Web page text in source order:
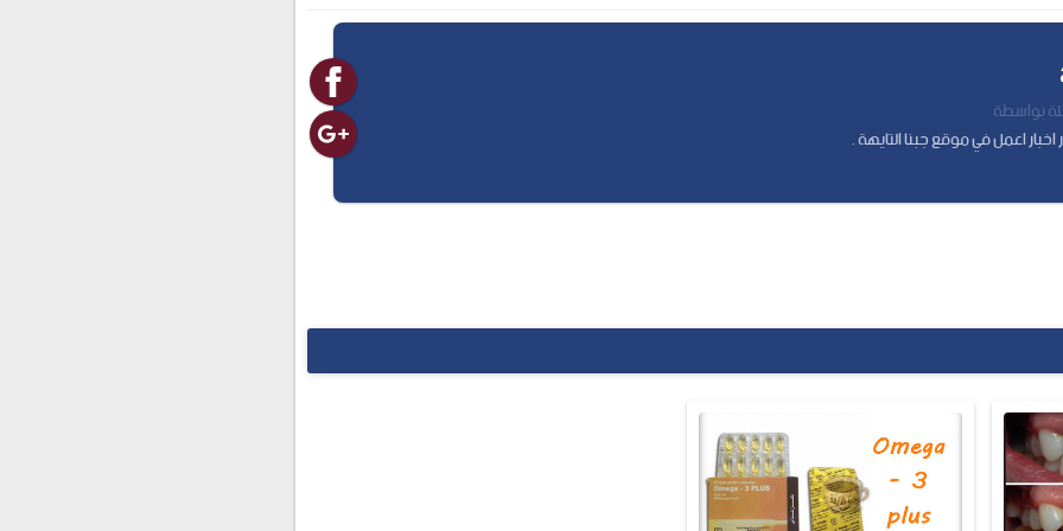
بواسطة
اعمل في موقع جبنا التايهة .